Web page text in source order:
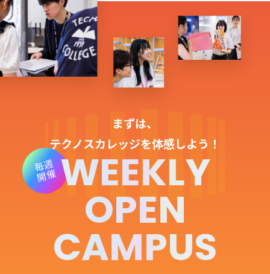
まずは、
テクノスカレッジを体感しよう！
毎週
開催WEEKLY
OPEN
CAMPUS